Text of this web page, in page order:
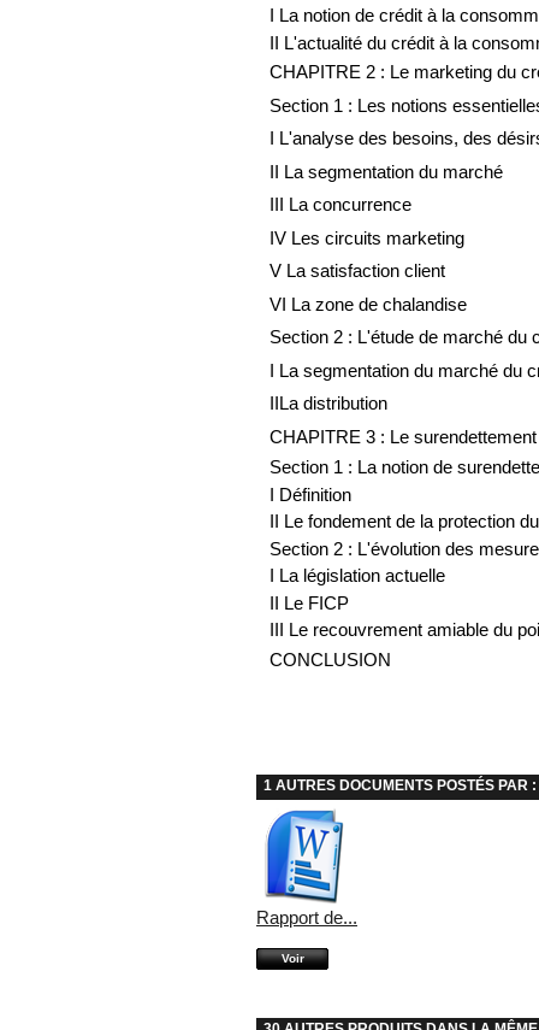
I La notion de crédit à la
II L'actualité du crédit à la
CHAPITRE 2 : Le marketing du
Section 1 : Les notions
I L'analyse des besoins, des
II La segmentation du marché
III La concurrence
IV Les circuits marketing
V La satisfaction client
VI La zone de chalandise
Section 2 : L'étude de marché du
I La segmentation du marché du
IILa distribution
CHAPITRE 3 : Le surendettement
Section 1 : La notion de
I Définition
II Le fondement de la protection
Section 2 : L'évolution des
I La législation actuelle
II Le FICP
III Le recouvrement amiable du
CONCLUSION
1 AUTRES DOCUMENTS POSTÉS PAR
Rapport de...
Voir